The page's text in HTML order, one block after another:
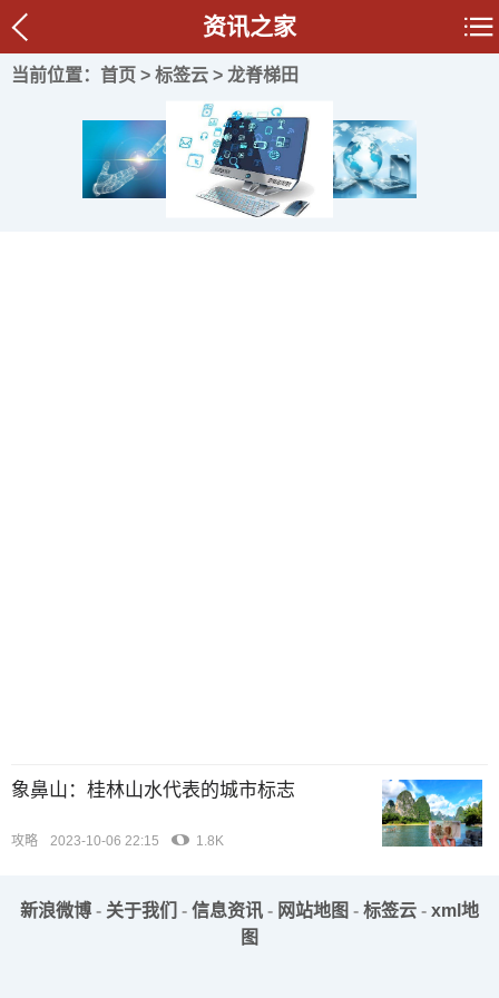
资讯之家
当前位置： 首页 > 标签云 > 龙脊梯田
象鼻山：桂林山水代表的城市标志
攻略 2023-10-06 22:15 1.8K
新浪微博 - 关于我们 - 信息资讯 - 网站地图 - 标签云 - xml地
图